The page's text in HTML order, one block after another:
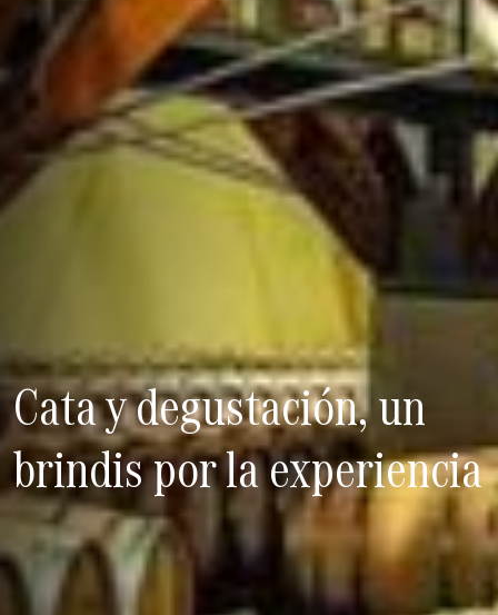
Cata y degustación, un
brindis por la experiencia